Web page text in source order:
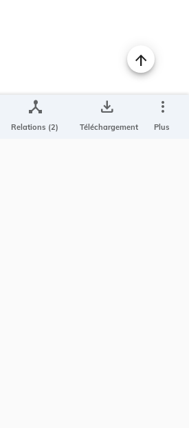
device_hub
Relations (2)
save_alt
Téléchargement
more_vert
Plus